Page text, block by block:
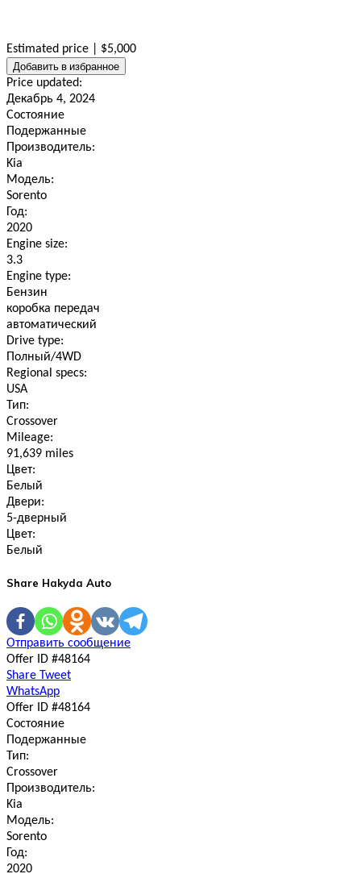
Estimated price | $5,000
Добавить в избранное
Price updated:
Декабрь 4, 2024
Состояние
Подержанные
Производитель:
Kia
Модель:
Sorento
Год:
2020
Engine size:
3.3
Engine type:
Бензин
коробка передач
автоматический
Drive type:
Полный/4WD
Regional specs:
USA
Тип:
Crossover
Mileage:
91,639 miles
Цвет:
Белый
Двери:
5-дверный
Цвет:
Белый
Share Hakyda Auto
Отправить сообщение
Offer ID #48164
Share Tweet
WhatsApp
Offer ID #48164
Состояние
Подержанные
Тип:
Crossover
Производитель:
Kia
Модель:
Sorento
Год:
2020